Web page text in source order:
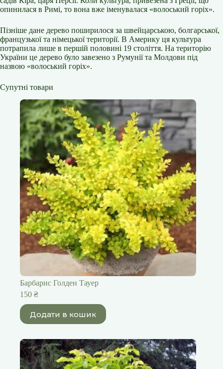
опинилася в Римі, то вона вже іменувалася «волоський горіх».
Пізніше дане дерево поширилося за швейцарською, болгарської,
французької та німецької території. В Америку ця культура
потрапила лише в першій половині 19 століття. На територію
України це дерево було завезено з Румунії та Молдови під
назвою «волоський горіх».
Супутні товари
Барбарис Голден Тауер
150 ₴
Додати в кошик